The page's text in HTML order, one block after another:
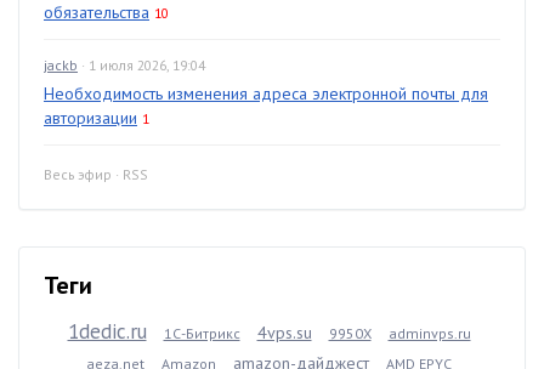
обязательства 10
jackb · 1 июля 2026, 19:04
Необходимость изменения адреса электронной почты для
авторизации 1
Весь эфир · RSS
Теги
1dedic.ru 1С-Битрикс 4vps.su 9950X
adminvps.ru
aeza.net
Amazon amazon-дайджест
AMD EPYC